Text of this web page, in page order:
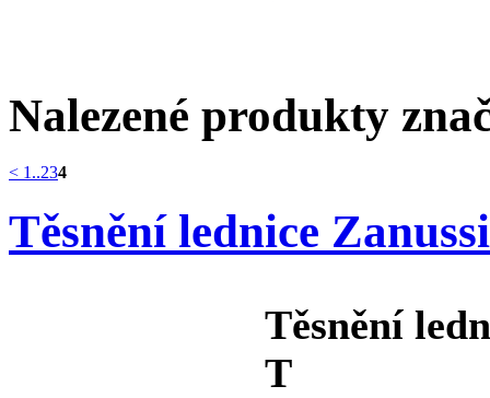
Nalezené produkty
< 1..234
Těsnění lednice
Těsnění
T